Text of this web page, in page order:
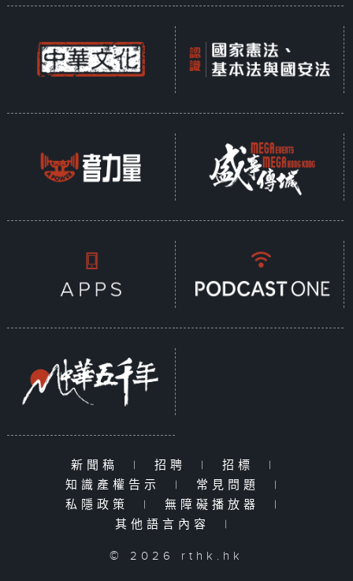
新聞稿 | 招聘 | 招標
|
知識產權告示
| 常見問題
|
私隱政策
| 無障礙播放器
|
其他語言內容
|
© 2026 rthk.hk